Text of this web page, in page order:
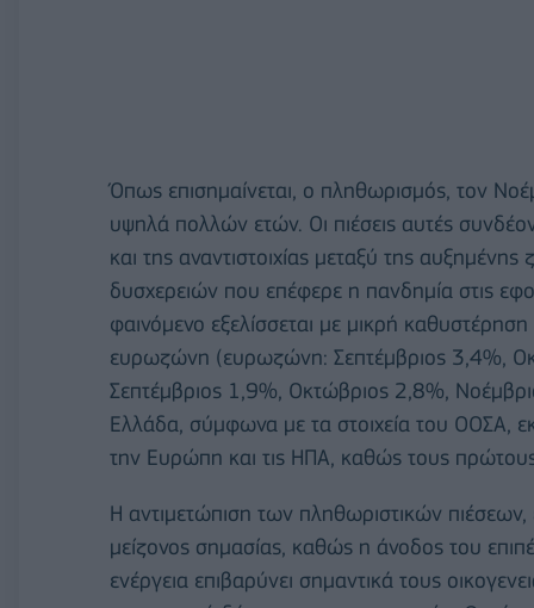
Όπως επισημαίνεται, ο πληθωρισμός, τον
υψηλά πολλών ετών. Οι πιέσεις αυτές
και της αναντιστοιχίας μεταξύ της
δυσχερειών που επέφερε η πανδημία στις
φαινόμενο εξελίσσεται με μικρή
ευρωζώνη (ευρωζώνη: Σεπτέμβριος 3,4%,
Σεπτέμβριος 1,9%, Οκτώβριος 2,8%,
Ελλάδα, σύμφωνα με τα στοιχεία του ΟΟΣΑ,
την Ευρώπη και τις ΗΠΑ, καθώς τους
Η αντιμετώπιση των πληθωριστικών πιέσεων,
μείζονος σημασίας, καθώς η άνοδος του
ενέργεια επιβαρύνει σημαντικά τους